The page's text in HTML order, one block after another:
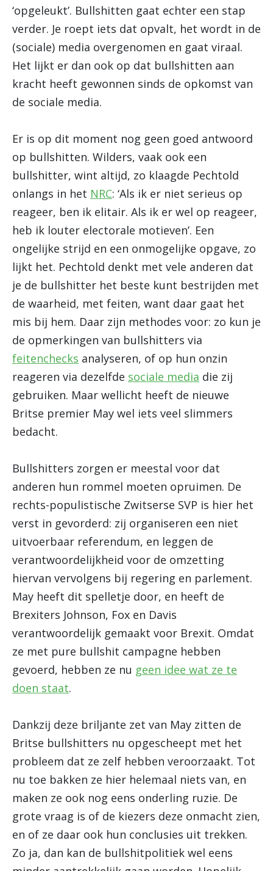
‘opgeleukt’. Bullshitten gaat echter een stap
verder. Je roept iets dat opvalt, het wordt in de
(sociale) media overgenomen en gaat viraal.
Het lijkt er dan ook op dat bullshitten aan
kracht heeft gewonnen sinds de opkomst van
de sociale media.
Er is op dit moment nog geen goed antwoord
op bullshitten. Wilders, vaak ook een
bullshitter, wint altijd, zo klaagde Pechtold
onlangs in het NRC: ‘Als ik er niet serieus op
reageer, ben ik elitair. Als ik er wel op reageer,
heb ik louter electorale motieven’. Een
ongelijke strijd en een onmogelijke opgave, zo
lijkt het. Pechtold denkt met vele anderen dat
je de bullshitter het beste kunt bestrijden met
de waarheid, met feiten, want daar gaat het
mis bij hem. Daar zijn methodes voor: zo kun je
de opmerkingen van bullshitters via
feitenchecks analyseren, of op hun onzin
reageren via dezelfde sociale media die zij
gebruiken. Maar wellicht heeft de nieuwe
Britse premier May wel iets veel slimmers
bedacht.
Bullshitters zorgen er meestal voor dat
anderen hun rommel moeten opruimen. De
rechts-populistische Zwitserse SVP is hier het
verst in gevorderd: zij organiseren een niet
uitvoerbaar referendum, en leggen de
verantwoordelijkheid voor de omzetting
hiervan vervolgens bij regering en parlement.
May heeft dit spelletje door, en heeft de
Brexiters Johnson, Fox en Davis
verantwoordelijk gemaakt voor Brexit. Omdat
ze met pure bullshit campagne hebben
gevoerd, hebben ze nu geen idee wat ze te
doen staat.
Dankzij deze briljante zet van May zitten de
Britse bullshitters nu opgescheept met het
probleem dat ze zelf hebben veroorzaakt. Tot
nu toe bakken ze hier helemaal niets van, en
maken ze ook nog eens onderling ruzie. De
grote vraag is of de kiezers deze onmacht zien,
en of ze daar ook hun conclusies uit trekken.
Zo ja, dan kan de bullshitpolitiek wel eens